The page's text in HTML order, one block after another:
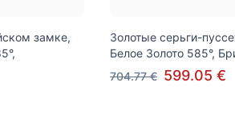
замке,
Золотые серьги-
Белое Золото 585°,
704.77 € 599.05 €